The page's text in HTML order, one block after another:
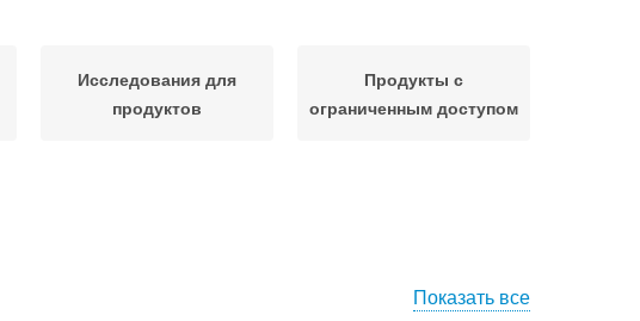
Исследования для
продуктов
Продукты с
ограниченным доступом
Показать все